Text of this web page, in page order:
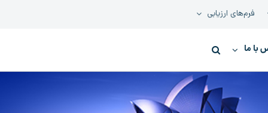
فرم‌های ارزیابی
با ما